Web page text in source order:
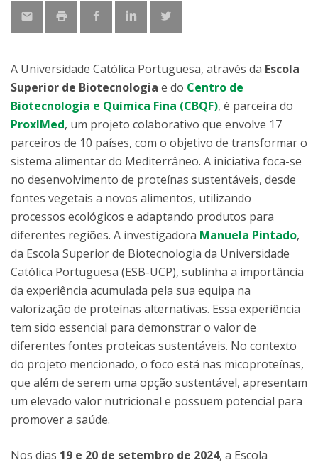
A Universidade Católica Portuguesa, através da Escola
Superior de Biotecnologia e do Centro de
Biotecnologia e Química Fina (CBQF), é parceira do
ProxIMed, um projeto colaborativo que envolve 17
parceiros de 10 países, com o objetivo de transformar o
sistema alimentar do Mediterrâneo. A iniciativa foca-se
no desenvolvimento de proteínas sustentáveis, desde
fontes vegetais a novos alimentos, utilizando
processos ecológicos e adaptando produtos para
diferentes regiões. A investigadora Manuela Pintado,
da Escola Superior de Biotecnologia da Universidade
Católica Portuguesa (ESB-UCP), sublinha a importância
da experiência acumulada pela sua equipa na
valorização de proteínas alternativas. Essa experiência
tem sido essencial para demonstrar o valor de
diferentes fontes proteicas sustentáveis. No contexto
do projeto mencionado, o foco está nas micoproteínas,
que além de serem uma opção sustentável, apresentam
um elevado valor nutricional e possuem potencial para
promover a saúde.
Nos dias 19 e 20 de setembro de 2024, a Escola